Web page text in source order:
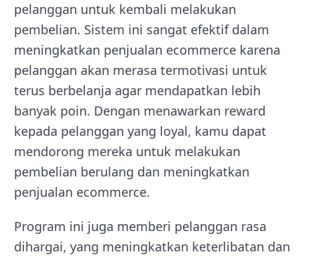
pelanggan untuk kembali melakukan
pembelian. Sistem ini sangat efektif dalam
meningkatkan penjualan ecommerce karena
pelanggan akan merasa termotivasi untuk
terus berbelanja agar mendapatkan lebih
banyak poin. Dengan menawarkan reward
kepada pelanggan yang loyal, kamu dapat
mendorong mereka untuk melakukan
pembelian berulang dan meningkatkan
penjualan ecommerce.
Program ini juga memberi pelanggan rasa
dihargai, yang meningkatkan keterlibatan dan